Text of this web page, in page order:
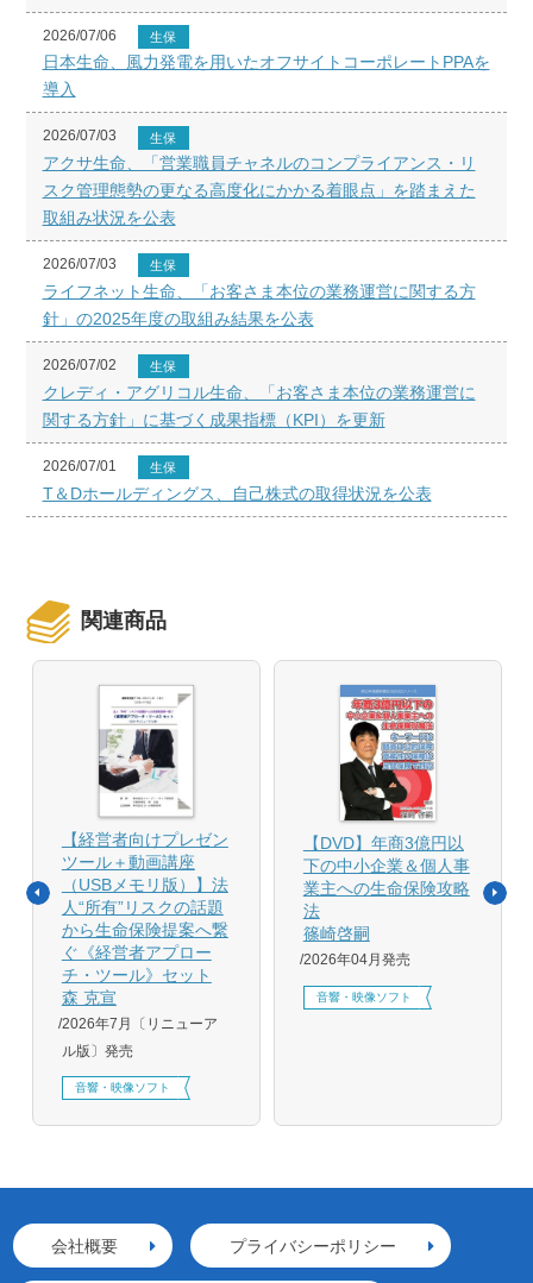
2026/07/06 生保
日本生命、風力発電を用いたオフサイトコーポレートPPAを
導入
2026/07/03 生保
アクサ生命、「営業職員チャネルのコンプライアンス・リ
スク管理態勢の更なる高度化にかかる着眼点」を踏まえた
取組み状況を公表
2026/07/03 生保
ライフネット生命、「お客さま本位の業務運営に関する方
針」の2025年度の取組み結果を公表
2026/07/02 生保
クレディ・アグリコル生命、「お客さま本位の業務運営に
関する方針」に基づく成果指標（KPI）を更新
2026/07/01 生保
T＆Dホールディングス、自己株式の取得状況を公表
関連商品
【経営者向けプレゼン
ツール＋動画講座
（USBメモリ版）】法
人“所有”リスクの話題
から生命保険提案へ繋
ぐ《経営者アプロー
チ・ツール》セット
森 克宣
2026年7月〔リニューア
ル版〕発売
音響・映像ソフト
【DVD】年商3億円以
下の中小企業＆個人事
業主への生命保険攻略
法
篠崎啓嗣
2026年04月発売
音響・映像ソフト
会社概要 プライバシーポリシー